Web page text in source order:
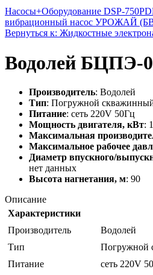
Насосы+Оборудование DSP-750PD
вибрационный насос УРОЖАЙ
Вернуться к: Жидкостные
Водолей БЦПЭ-
Производитель: Водолей
Тип: Погружной
Питание: сеть 220V 50Гц
Мощность двигателя, кВт:
Максимальная
Максимальное рабочее
Диаметр впускного/
нет данных
Высота нагнетания, м: 90
Описание
Характеристики
Производитель
Водолей
Тип
Погружной
Питание
сеть 220V